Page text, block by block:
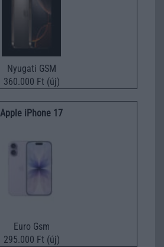
Nyugati GSM
360.000 Ft (új)
Apple iPhone 17
Euro Gsm
295.000 Ft (új)